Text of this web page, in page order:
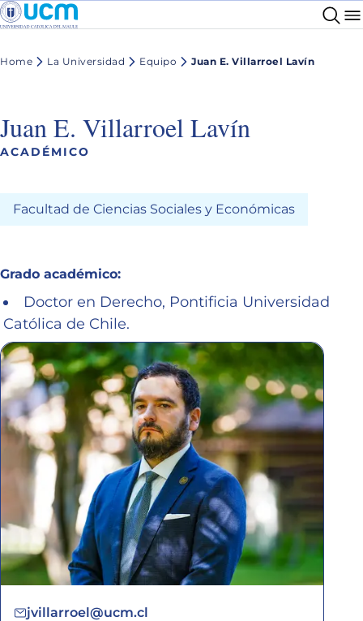
Home La Universidad Equipo Juan E. Villarroel Lavín
Juan E. Villarroel Lavín
ACADÉMICO
Facultad de Ciencias Sociales y Económicas
Grado académico:
Doctor en Derecho, Pontificia Universidad
Católica de Chile.
jvillarroel@ucm.cl